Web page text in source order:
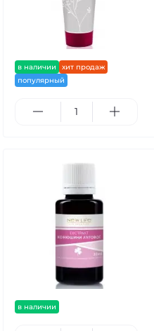
в наличии
хит продаж
популярный
в наличии